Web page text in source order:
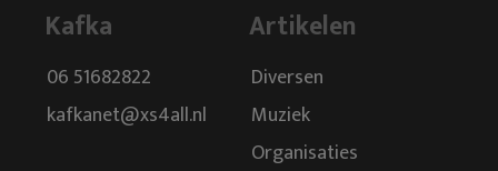
Kafka
06 51682822
kafkanet@xs4all.nl
Artikelen
Diversen
Muziek
Organisaties